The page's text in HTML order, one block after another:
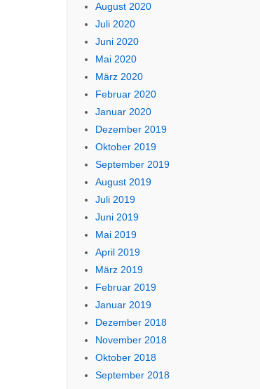
August 2020
Juli 2020
Juni 2020
Mai 2020
März 2020
Februar 2020
Januar 2020
Dezember 2019
Oktober 2019
September 2019
August 2019
Juli 2019
Juni 2019
Mai 2019
April 2019
März 2019
Februar 2019
Januar 2019
Dezember 2018
November 2018
Oktober 2018
September 2018